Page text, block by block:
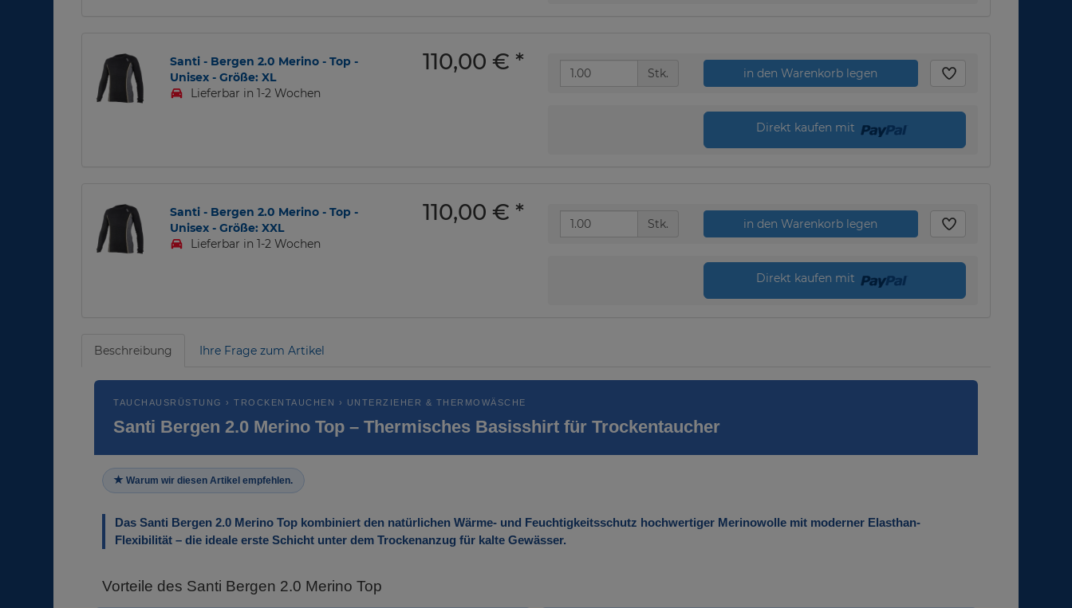
Santi - Bergen 2.0 Merino - Top -
Unisex - Größe: XL
Lieferbar in 1-2 Wochen
110,00 € * Stk. in den Warenkorb legen
Direkt kaufen mit
Santi - Bergen 2.0 Merino - Top -
Unisex - Größe: XXL
Lieferbar in 1-2 Wochen
110,00 € * Stk. in den Warenkorb legen
Direkt kaufen mit
Beschreibung Ihre Frage zum Artikel
TAUCHAUSRÜSTUNG › TROCKENTAUCHEN › UNTERZIEHER & THERMOWÄSCHE
Santi Bergen 2.0 Merino Top – Thermisches Basisshirt für Trockentaucher
Warum wir diesen Artikel empfehlen.
Das Santi Bergen 2.0 Merino Top kombiniert den natürlichen Wärme- und Feuchtigkeitsschutz hochwertiger Merinowolle mit moderner Elasthan-
Flexibilität – die ideale erste Schicht unter dem Trockenanzug für kalte Gewässer.
Vorteile des Santi Bergen 2.0 Merino Top